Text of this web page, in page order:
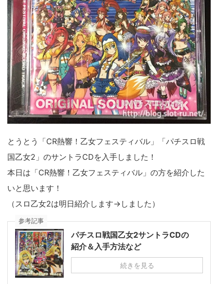
とうとう「CR熱響！乙女フェスティバル」「パチスロ戦
国乙女2」のサントラCDを入手しました！
本日は「CR熱響！乙女フェスティバル」の方を紹介した
いと思います！
（スロ乙女2は明日紹介します→しました）
参考記事
パチスロ戦国乙女2サントラCDの
紹介＆入手方法など
続きを見る